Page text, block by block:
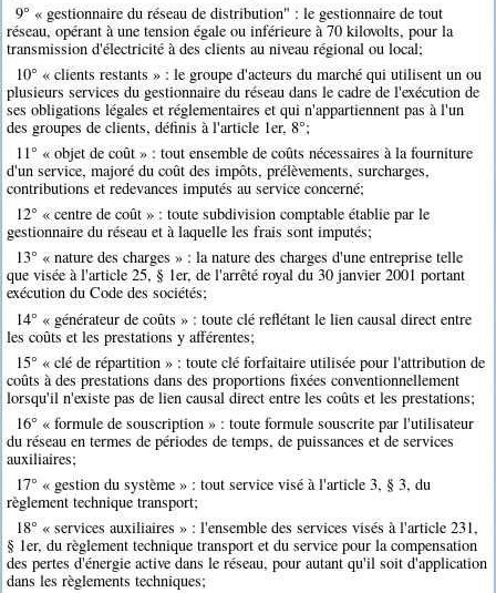
9° « gestionnaire du réseau de distribution" : le gestionnaire de tout
réseau, opérant à une tension égale ou inférieure à 70 kilovolts, pour la
transmission d'électricité à des clients au niveau régional ou local;
10° « clients restants » : le groupe d'acteurs du marché qui utilisent un ou
plusieurs services du gestionnaire du réseau dans le cadre de l'exécution de
ses obligations légales et réglementaires et qui n'appartiennent pas à l'un
des groupes de clients, définis à l'article 1er, 8°;
11° « objet de coût » : tout ensemble de coûts nécessaires à la fourniture
d'un service, majoré du coût des impôts, prélèvements, surcharges,
contributions et redevances imputés au service concerné;
12° « centre de coût » : toute subdivision comptable établie par le
gestionnaire du réseau et à laquelle les frais sont imputés;
13° « nature des charges » : la nature des charges d'une entreprise telle
que visée à l'article 25, § 1er, de l'arrêté royal du 30 janvier 2001 portant
exécution du Code des sociétés;
14° « générateur de coûts » : toute clé reflétant le lien causal direct entre
les coûts et les prestations y afférentes;
15° « clé de répartition » : toute clé forfaitaire utilisée pour l'attribution de
coûts à des prestations dans des proportions fixées conventionnellement
lorsqu'il n'existe pas de lien causal direct entre les coûts et les prestations;
16° « formule de souscription » : toute formule souscrite par l'utilisateur
du réseau en termes de périodes de temps, de puissances et de services
auxiliaires;
17° « gestion du système » : tout service visé à l'article 3, § 3, du
règlement technique transport;
18° « services auxiliaires » : l'ensemble des services visés à l'article 231,
§ 1er, du règlement technique transport et du service pour la compensation
des pertes d'énergie active dans le réseau, pour autant qu'il soit d'application
dans les règlements techniques;